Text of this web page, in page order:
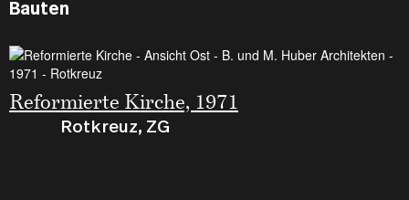
Bauten
Reformierte Kirche, 1971
Rotkreuz, ZG